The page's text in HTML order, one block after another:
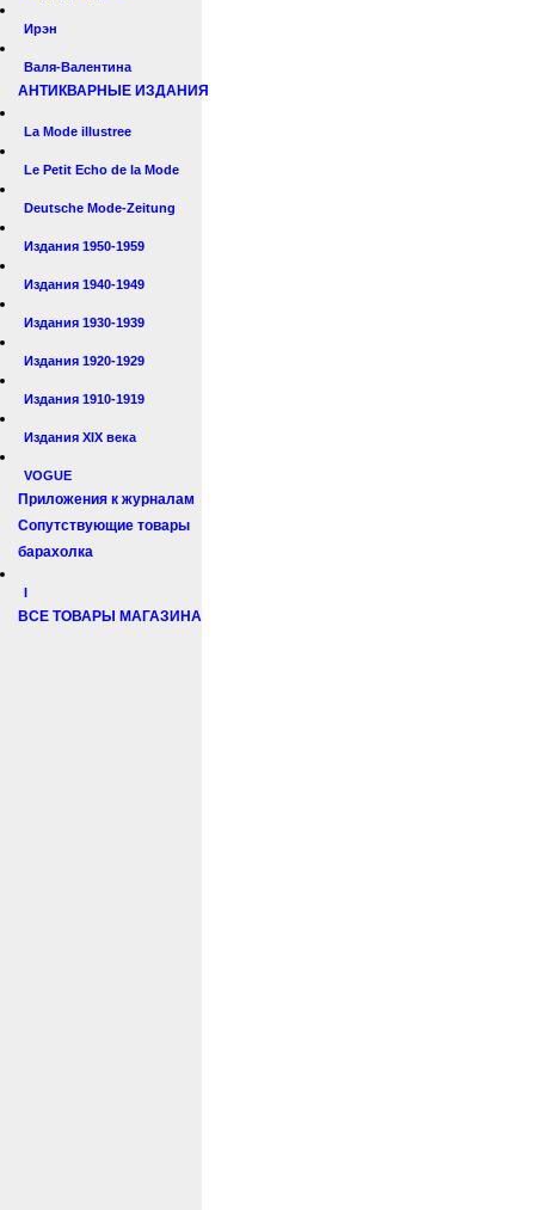
Ирэн
Валя-Валентина
АНТИКВАРНЫЕ ИЗДАНИЯ
La Mode illustree
Le Petit Echo de la Mode
Deutsche Mode-Zeitung
Издания 1950-1959
Издания 1940-1949
Издания 1930-1939
Издания 1920-1929
Издания 1910-1919
Издания XIX века
VOGUE
Приложения к журналам
Сопутствующие товары
барахолка
I
ВСЕ ТОВАРЫ МАГАЗИНА